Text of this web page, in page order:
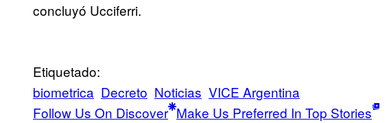
concluyó Ucciferri.
Etiquetado:
biometrica Decreto Noticias VICE Argentina
Follow Us On Discover Make Us Preferred In Top Stories